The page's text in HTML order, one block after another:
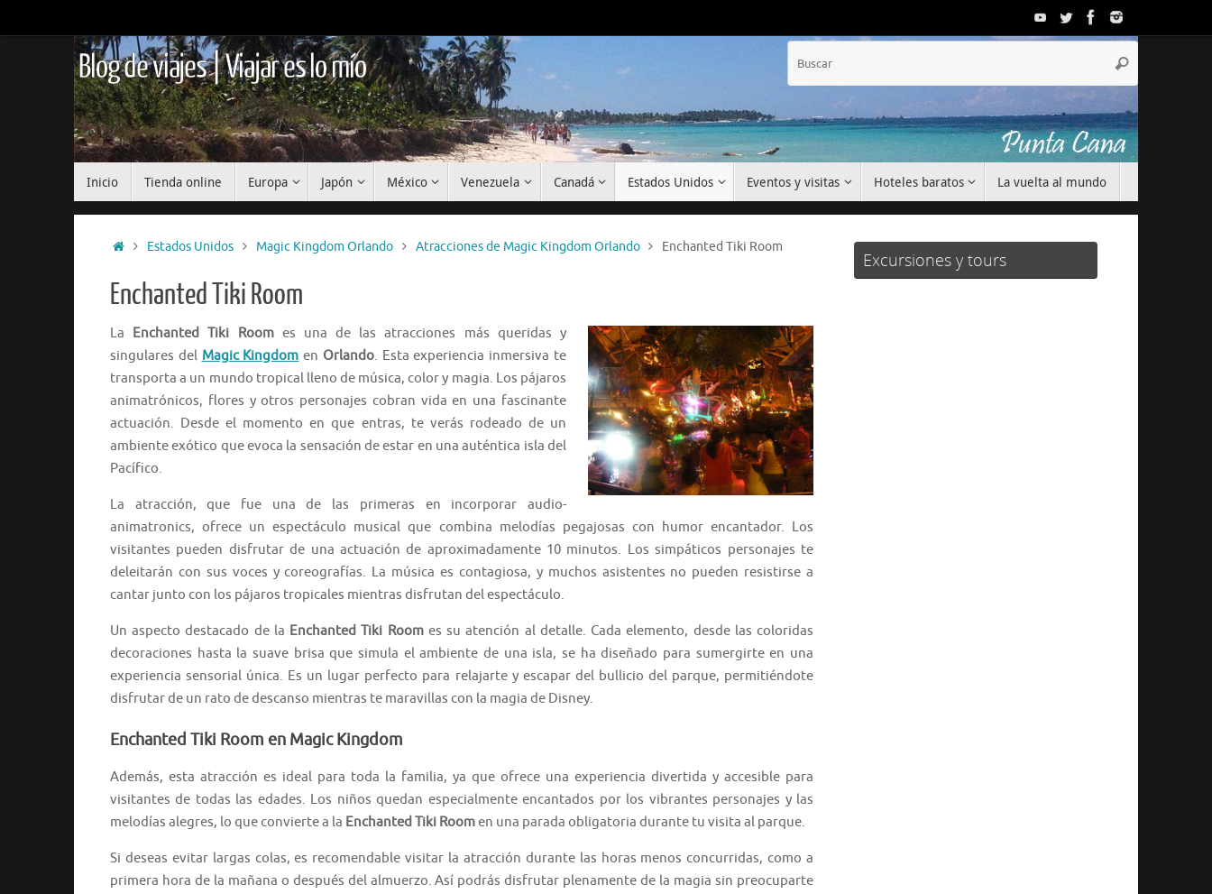
al
Blog de viajes | Viajar es lo mío Buscar
Inicio Tienda online Europa Japón México Venezuela Canadá Estados Unidos Eventos y visitas Hoteles baratos La vuelta al mundo
InicioEstados Unidos Magic Kingdom Orlando Atracciones de Magic Kingdom Orlando Enchanted Tiki Room
Enchanted Tiki Room
La Enchanted Tiki Roomes una de las atracciones más queridas y
singulares del Magic Kingdom en Orlando. Esta experiencia inmersiva te
transporta a un mundo tropical lleno de música, color y magia. Los pájaros
animatrónicos, flores y otros personajes cobran vida en una fascinante
actuación. Desde el momento en que entras, te verás rodeado de un
ambiente exótico que evoca la sensación de estar en una auténtica isla del
Pacífico.
La atracción, que fue una de las primeras en incorporar audio-
animatronics, ofrece un espectáculo musical que combina melodías pegajosas con humor encantador. Los
visitantes pueden disfrutar de una actuación de aproximadamente 10 minutos. Los simpáticos personajes te
deleitarán con sus voces y coreografías. La música es contagiosa, y muchos asistentes no pueden resistirse a
cantar junto con los pájaros tropicales mientras disfrutan del espectáculo.
Un aspecto destacado de la Enchanted Tiki Roomes su atención al detalle. Cada elemento, desde las coloridas
decoraciones hasta la suave brisa que simula el ambiente de una isla, se ha diseñado para sumergirte en una
experiencia sensorial única. Es un lugar perfecto para relajarte y escapar del bullicio del parque, permitiéndote
disfrutar de un rato de descanso mientras te maravillas con la magia de Disney.
Enchanted Tiki Room en Magic Kingdom
Además, esta atracción es ideal para toda la familia, ya que ofrece una experiencia divertida y accesible para
visitantes de todas las edades. Los niños quedan especialmente encantados por los vibrantes personajes y las
melodías alegres, lo que convierte a la Enchanted Tiki Roomen una parada obligatoria durante tu visita al parque.
Si deseas evitar largas colas, es recomendable visitar la atracción durante las horas menos concurridas, como a
primera hora de la mañana o después del almuerzo. Así podrás disfrutar plenamente de la magia sin preocuparte
Excursiones y tours